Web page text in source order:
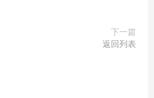
下一篇
返回列表